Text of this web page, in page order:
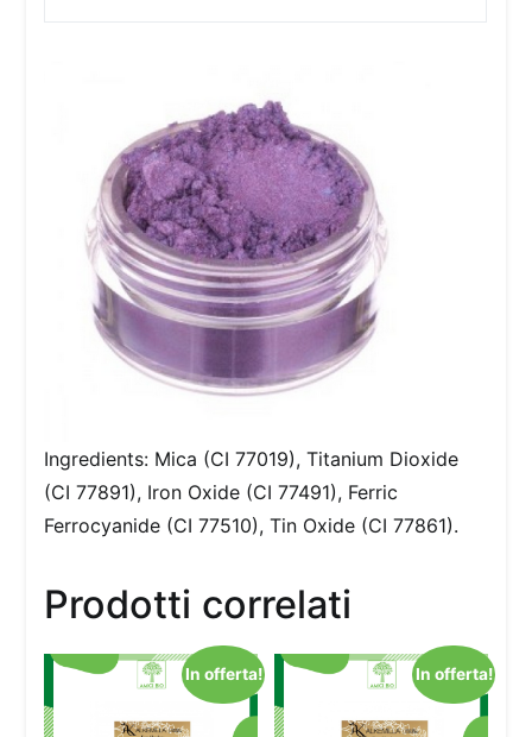
Ingredients: Mica (CI 77019), Titanium Dioxide
(CI 77891), Iron Oxide (CI 77491), Ferric
Ferrocyanide (CI 77510), Tin Oxide (CI 77861).
Prodotti correlati
In offerta! In offerta!